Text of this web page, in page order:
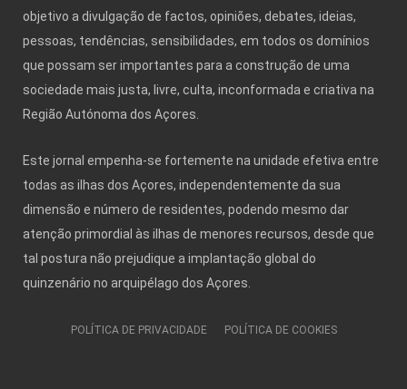
objetivo a divulgação de factos, opiniões, debates, ideias,
pessoas, tendências, sensibilidades, em todos os domínios
que possam ser importantes para a construção de uma
sociedade mais justa, livre, culta, inconformada e criativa na
Região Autónoma dos Açores.
Este jornal empenha-se fortemente na unidade efetiva entre
todas as ilhas dos Açores, independentemente da sua
dimensão e número de residentes, podendo mesmo dar
atenção primordial às ilhas de menores recursos, desde que
tal postura não prejudique a implantação global do
quinzenário no arquipélago dos Açores.
POLÍTICA DE PRIVACIDADE POLÍTICA DE COOKIES